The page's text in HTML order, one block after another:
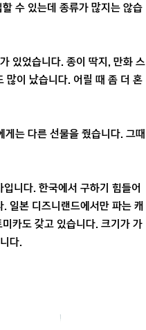
수 있는데 종류가 많지는 않습
있었습니다. 종이 딱지, 만화 스
많이 났습니다. 어릴 때 좀 더 혼
는 다른 선물을 줬습니다. 그때
입니다. 한국에서 구하기 힘들어
일본 디즈니랜드에서만 파는 캐
미카도 갖고 있습니다. 크기가 가
다.